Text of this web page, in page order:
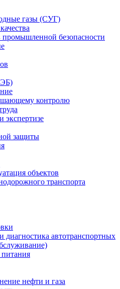
газы (СУГ)
безопасности
контролю
экспертизе
защиты
объектов
транспорта
диагностика автотранспортных
нефти и газа